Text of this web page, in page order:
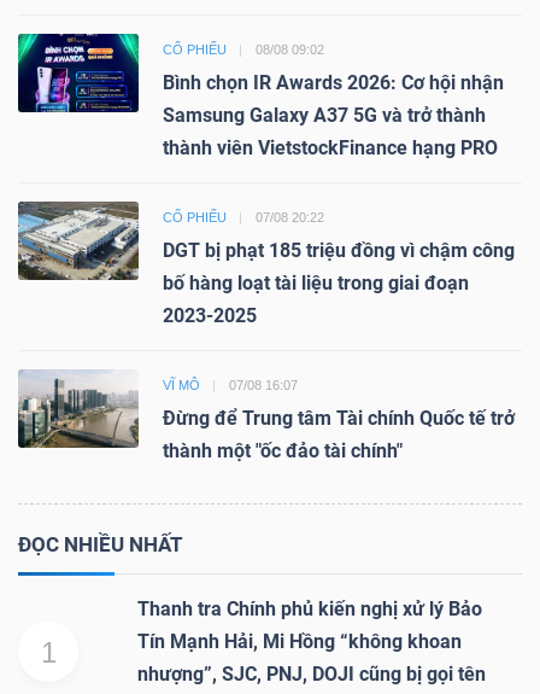
CỔ PHIẾU 08/08 09:02
Bình chọn IR Awards 2026: Cơ hội nhận
Samsung Galaxy A37 5G và trở thành
thành viên VietstockFinance hạng PRO
CỔ PHIẾU 07/08 20:22
DGT bị phạt 185 triệu đồng vì chậm công
bố hàng loạt tài liệu trong giai đoạn
2023-2025
VĨ MÔ 07/08 16:07
Đừng để Trung tâm Tài chính Quốc tế trở
thành một "ốc đảo tài chính"
ĐỌC NHIỀU NHẤT
1
Thanh tra Chính phủ kiến nghị xử lý Bảo
Tín Mạnh Hải, Mi Hồng “không khoan
nhượng”, SJC, PNJ, DOJI cũng bị gọi tên
thông
tài
chính
Dữ
chính